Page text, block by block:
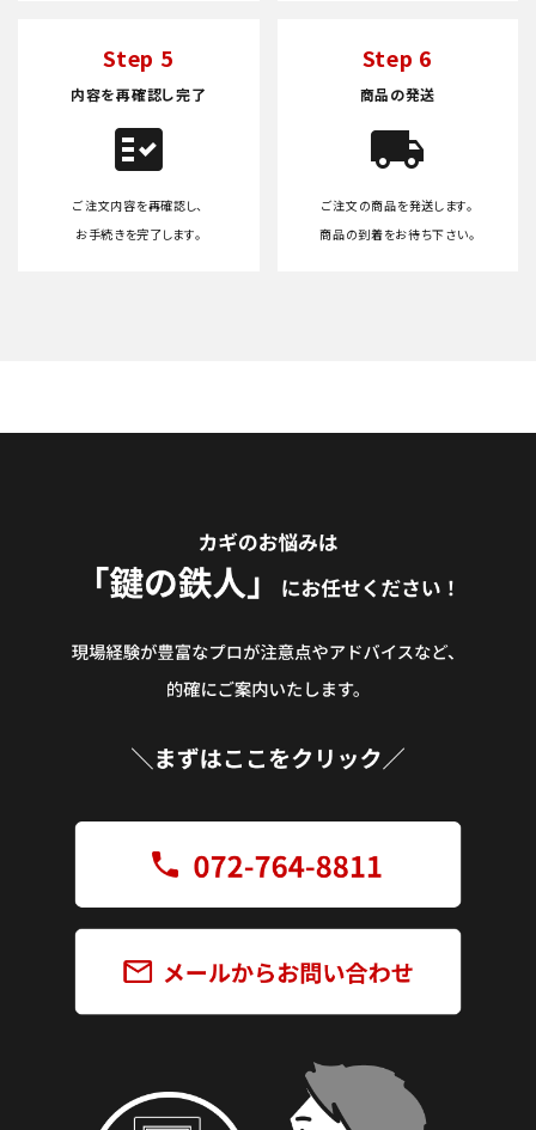
Step 5
内容を再確認し完了
fact_check
ご注文内容を再確認し、
お手続きを完了します。
Step 6
商品の発送
local_shipping
ご注文の商品を発送します。
商品の到着をお待ち下さい。